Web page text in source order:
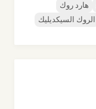
هارد روك
الروك السيكديليك